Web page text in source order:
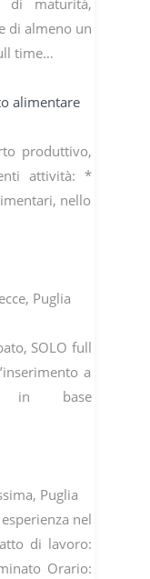
di maturità,
di almeno un
time…
alimentare
produttivo,
attività: *
nello
Puglia
SOLO full
a
in base
Puglia
nel
di lavoro:
Orario: